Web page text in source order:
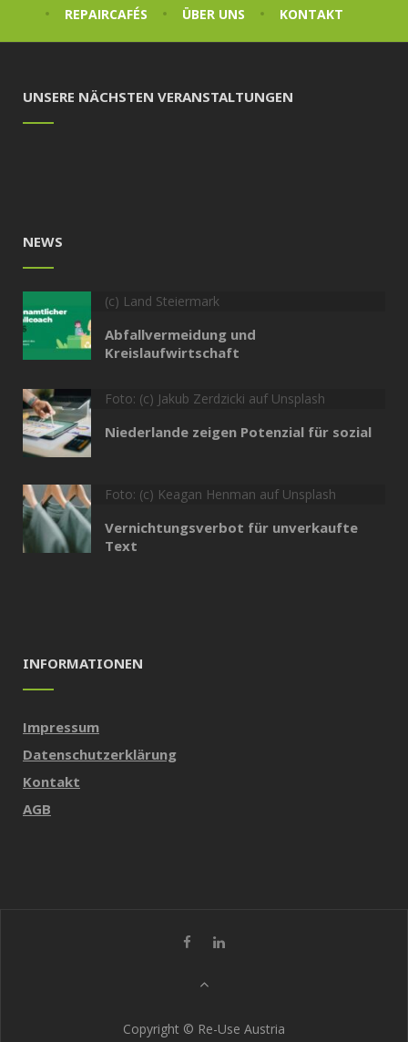
REPAIRCAFÉS
ÜBER UNS KONTAKT
UNSERE NÄCHSTEN VERANSTALTUNGEN
NEWS
(c) Land Steiermark
Abfallvermeidung und
Kreislaufwirtschaft
Foto: (c) Jakub Zerdzicki auf Unsplash
Niederlande zeigen Potenzial für sozial
Foto: (c) Keagan Henman auf Unsplash
Vernichtungsverbot für unverkaufte
Text
INFORMATIONEN
Impressum
Datenschutzerklärung
Kontakt
AGB
Copyright © Re-Use Austria